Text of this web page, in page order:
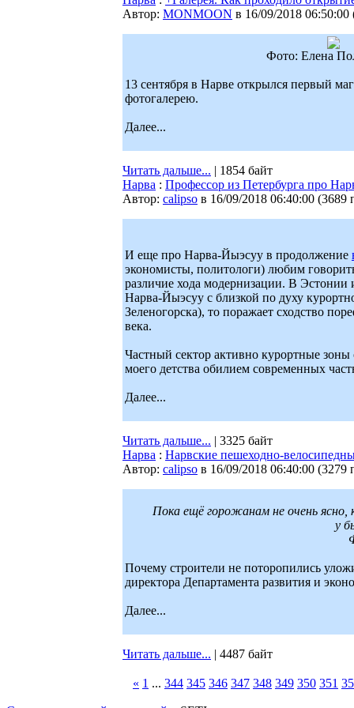
Автор: MONMOON в 16/09/2018 06:50:00
Фото: Елена
13 сентября в Нарве открылся первый
фотогалерею.
Далее...
Читать дальше... | 1854 байт
Нарва : Профессор из Петербурга про
Автор: calipso в 16/09/2018 06:40:00 (3689
И еще про Нарва-Йыэсуу в продолжение
экономисты, политологи) любим
различие хода модернизации. В Эстонии
Нарва-Йыэсуу с близкой по духу
Зеленогорска), то поражает сходство
века.
Частный сектор активно курортные зоны
моего детства обилием современных
Далее...
Читать дальше... | 3325 байт
Нарва : Нарвские пешеходно-
Автор: calipso в 16/09/2018 06:40:00 (3279
Пока ещё горожанам не очень ясно,
у
Почему строители не поторопились
директора Департамента развития и
Далее...
Читать дальше... | 4487 байт
« 1 ... 344 345 346 347 348 349 350 351